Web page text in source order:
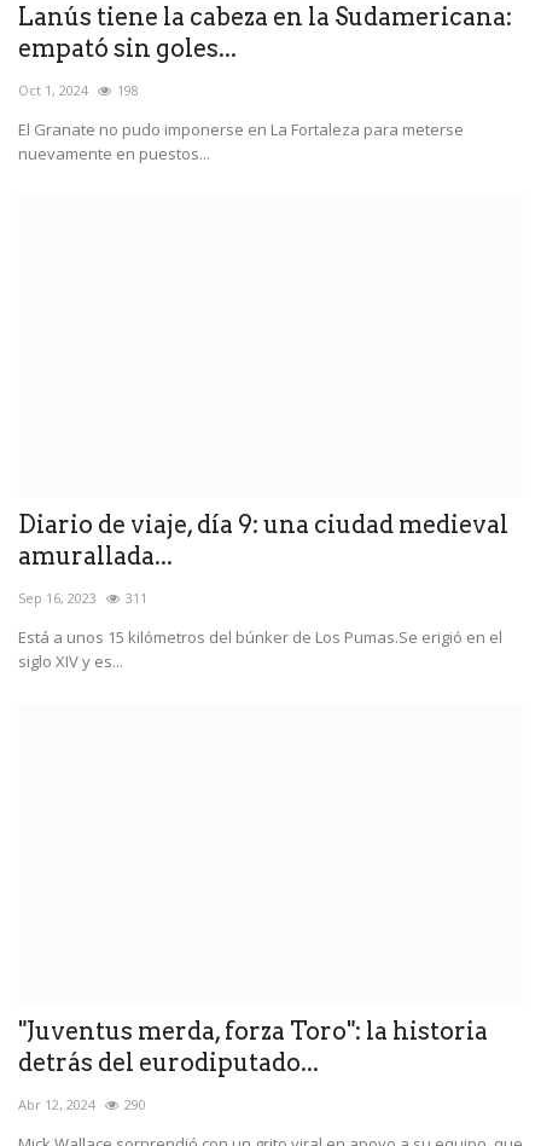
Lanús tiene la cabeza en la Sudamericana:
empató sin goles...
Oct 1, 2024 198
El Granate no pudo imponerse en La Fortaleza para meterse
nuevamente en puestos...
Diario de viaje, día 9: una ciudad medieval
amurallada...
Sep 16, 2023 311
Está a unos 15 kilómetros del búnker de Los Pumas.Se erigió en el
siglo XIV y es...
"Juventus merda, forza Toro": la historia
detrás del eurodiputado...
Abr 12, 2024 290